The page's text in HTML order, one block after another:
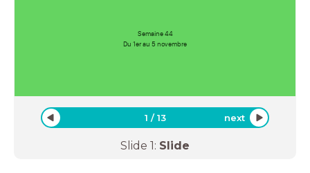
Semaine 44
Du 1er au 5 novembre
1 /13 next
Slide 1: Slide